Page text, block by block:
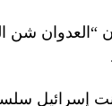
إسرائيل